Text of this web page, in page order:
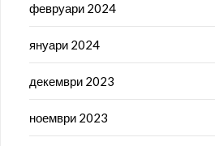
февруари 2024
януари 2024
декември 2023
ноември 2023